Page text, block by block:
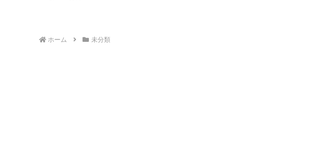
ホーム 未分類